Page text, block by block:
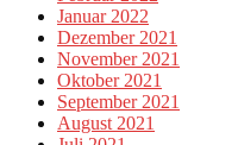
Januar 2022
Dezember 2021
November 2021
Oktober 2021
September 2021
August 2021